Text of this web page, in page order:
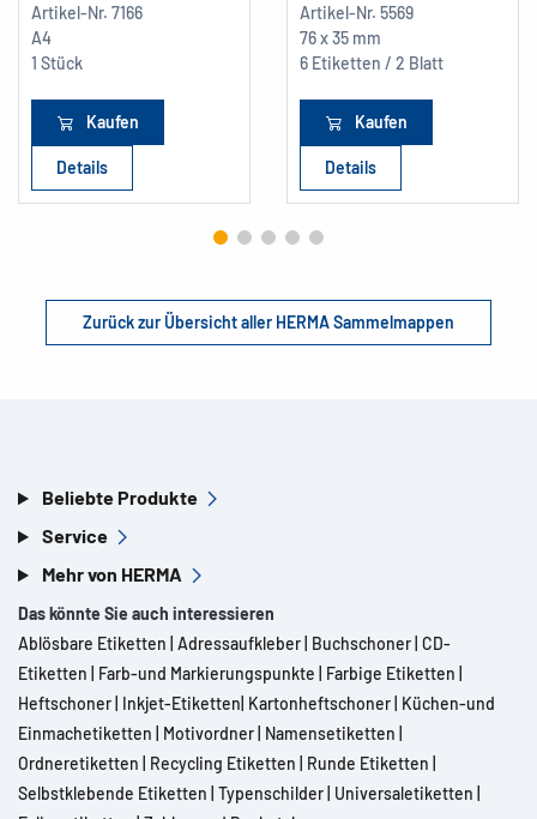
Artikel-Nr. 7166
A4
1 Stück
Kaufen
Details
Artikel-Nr. 5569
76 x 35 mm
6 Etiketten / 2 Blatt
Kaufen
Details
Zurück zur Übersicht aller HERMA Sammelmappen
Beliebte Produkte
Service
Mehr von HERMA
Das könnte Sie auch interessieren
Ablösbare Etiketten Adressaufkleber Buchschoner CD-
Etiketten
Farb-und Markierungspunkte Farbige Etiketten
Heftschoner Inkjet-Etiketten Kartonheftschoner Küchen-und
Einmachetiketten
Motivordner Namensetiketten
Ordneretiketten
Recycling Etiketten Runde Etiketten
Selbstklebende Etiketten Typenschilder Universaletiketten